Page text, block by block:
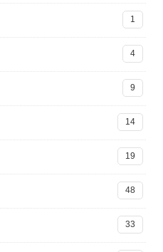
1
4
9
14
19
48
33